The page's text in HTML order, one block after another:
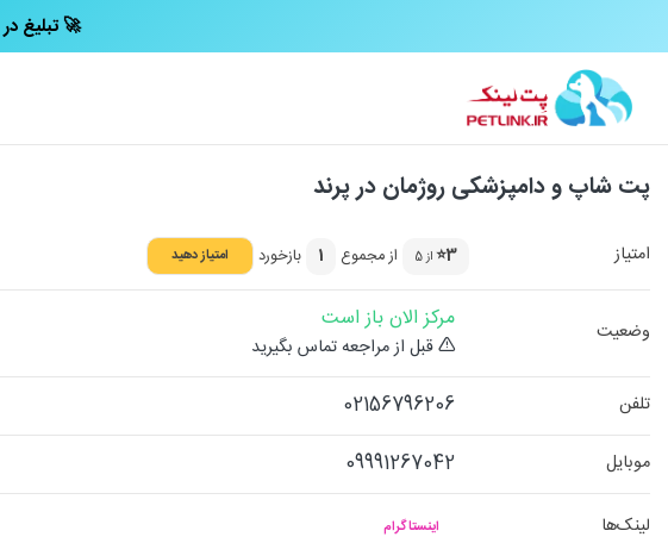
← تبلیغ در پت‌ لینک = دیده شدن در لینک‌های اول گوگل 🚀
پت شاپ و دامپزشکی روژمان در پرند
امتیاز 3⭐ از 5 از مجموع 1 بازخورد امتیاز دهید
وضعیت مرکز الان باز است
قبل از مراجعه تماس بگیرید
تلفن
02156796206
موبایل 09991267042
لینک‌ها اینستاگرام